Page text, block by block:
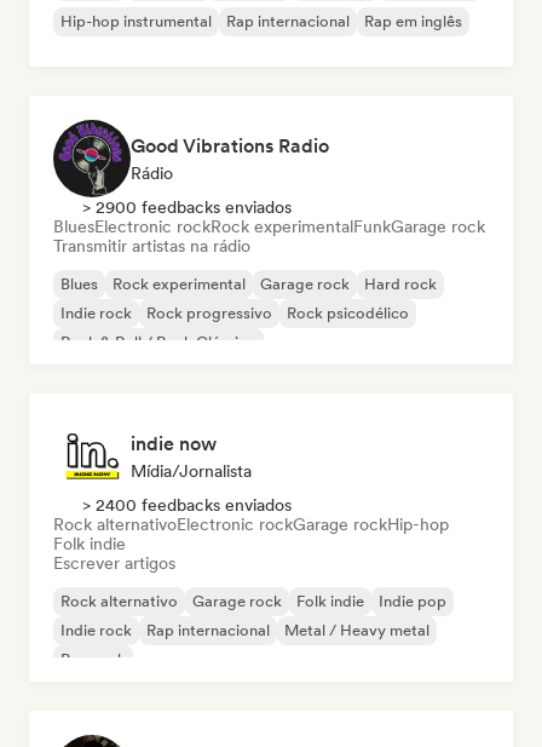
Hip-hop instrumental
Rap internacional Rap em inglês
Good Vibrations Radio
Rádio
> 2900 feedbacks enviados
BluesElectronic rockRock experimentalFunkGarage rock
Transmitir artistas na rádio
Blues Rock experimental Garage rock
Hard rock
Indie rock
Rock progressivo
Rock psicodélico
Rock & Roll / Rock Clássico
indie now
Mídia/Jornalista
> 2400 feedbacks enviados
Rock alternativoElectronic rockGarage rockHip-hop
Folk indie
Escrever artigos
Rock alternativo Garage rock Folk indie
Indie pop
Indie rock
Rap internacional
Metal / Heavy metal
Pop rock